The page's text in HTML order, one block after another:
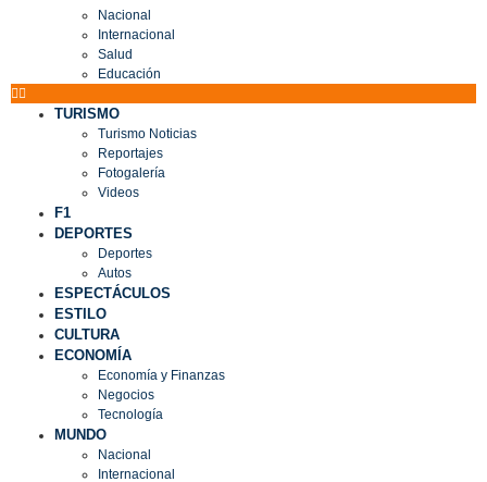
Nacional
Internacional
Salud
Educación
TURISMO
Turismo Noticias
Reportajes
Fotogalería
Videos
F1
DEPORTES
Deportes
Autos
ESPECTÁCULOS
ESTILO
CULTURA
ECONOMÍA
Economía y Finanzas
Negocios
Tecnología
MUNDO
Nacional
Internacional